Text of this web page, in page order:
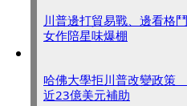
川普邊打貿易戰、邊看格
女作陪星味爆棚
哈佛大學拒川普改變政策
近23億美元補助